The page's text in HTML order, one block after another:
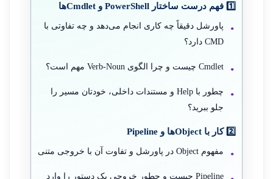
1️⃣ فهم درست ساختار PowerShell و Cmdletها
پاورشل دقیقاً چه کاری انجام می‌دهد و چه تفاوتی با
CMD دارد؟
Cmdlet چیست و چرا الگوی Verb-Noun مهم است؟
چطور با Help و مستندات داخلی، خودتان مسیر را
جلو ببرید؟
2️⃣ کار با Objectها و Pipeline
مفهوم Object در پاورشل و تفاوت آن با خروجی متنی
Pipeline چیست و چطور خروجی یک دستور را وارد